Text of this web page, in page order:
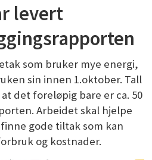
levert
som bruker mye energi,
sin innen 1.oktober. Tall
at det foreløpig bare er ca. 50
Arbeidet skal hjelpe
gode tiltak som kan
og kostnader.